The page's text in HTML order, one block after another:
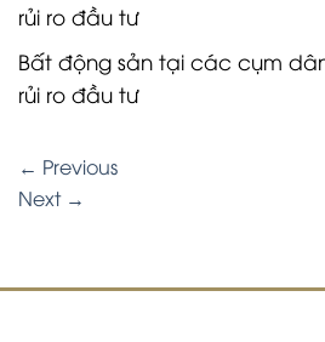
rủi ro đầu tư
Bất động sản tại các cụm
rủi ro đầu tư
← Previous
Next →